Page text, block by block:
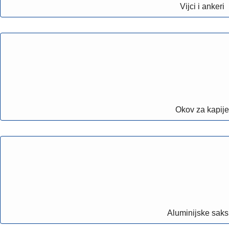
Vijci i ankeri
Okov za kapije
Aluminijske